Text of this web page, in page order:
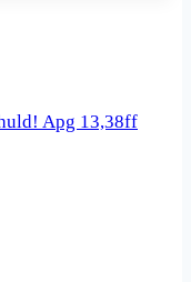
Apg 13,38ff